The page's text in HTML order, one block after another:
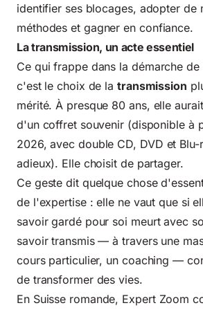
identifier ses blocages, adopter de
méthodes et gagner en confiance.
La transmission, un acte essentiel
Ce qui frappe dans la démarche de
c'est le choix de la transmission
mérité. À presque 80 ans, elle
d'un coffret souvenir (disponible à
2026, avec double CD, DVD et Blu-
adieux). Elle choisit de partager.
Ce geste dit quelque chose
de l'expertise : elle ne vaut que si
savoir gardé pour soi meurt avec
savoir transmis — à travers une
cours particulier, un coaching —
de transformer des vies.
En Suisse romande, Expert Zoom